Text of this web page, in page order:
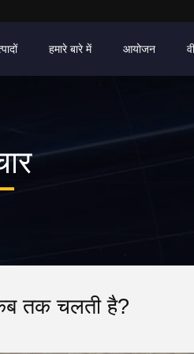
हमारे बारे में आयोजन
तक चलती है?